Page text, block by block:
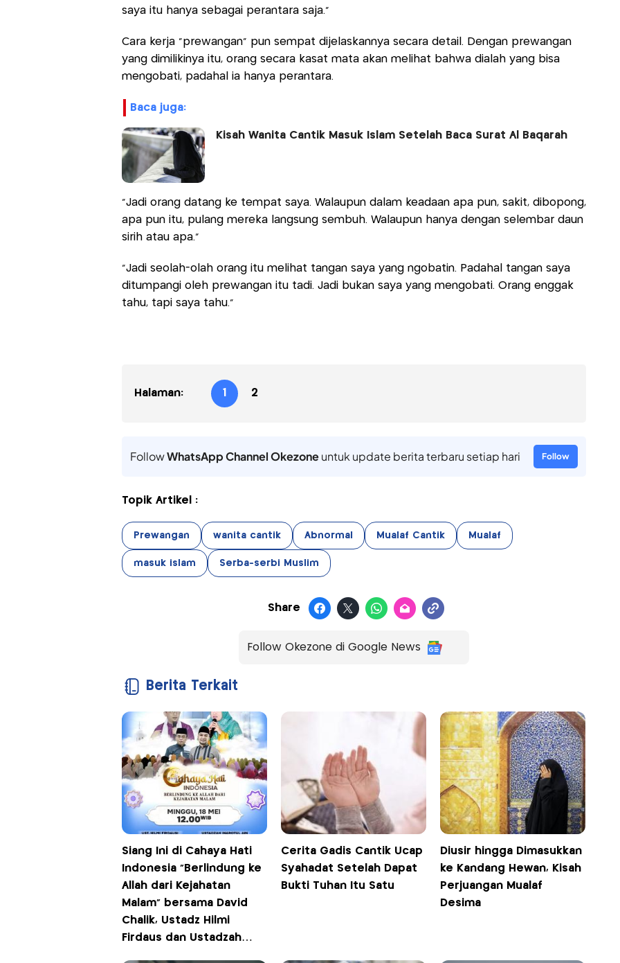
saya itu hanya sebagai perantara saja."
Cara kerja "prewangan" pun sempat dijelaskannya secara detail. Dengan prewangan
yang dimilikinya itu, orang secara kasat mata akan melihat bahwa dialah yang bisa
mengobati, padahal ia hanya perantara.
baca juga:
Kisah Wanita Cantik Masuk Islam Setelah Baca Surat Al Baqarah
"Jadi orang datang ke tempat saya. Walaupun dalam keadaan apa pun, sakit, dibopong,
apa pun itu, pulang mereka langsung sembuh. Walaupun hanya dengan selembar daun
sirih atau apa."
"Jadi seolah-olah orang itu melihat tangan saya yang ngobatin. Padahal tangan saya
ditumpangi oleh prewangan itu tadi. Jadi bukan saya yang mengobati. Orang enggak
tahu, tapi saya tahu."
Halaman: 1 2
FollowWhatsApp Channel Okezoneuntuk update berita terbaru setiap hari Follow
Topik Artikel :
Prewangan wanita cantik Abnormal Mualaf Cantik Mualaf
masuk islam Serba-serbi Muslim
Share
Follow Okezone di Google News
Berita Terkait
Siang Ini di Cahaya Hati
Indonesia “Berlindung ke
Allah dari Kejahatan
Malam” bersama David
Chalik, Ustadz Hilmi
Firdaus dan Ustadzah
Cerita Gadis Cantik Ucap
Syahadat Setelah Dapat
Bukti Tuhan Itu Satu
Diusir hingga Dimasukkan
ke Kandang Hewan, Kisah
Perjuangan Mualaf
Desima